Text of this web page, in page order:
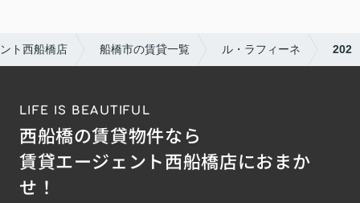
ト西船橋店 船橋市の賃貸一覧 ル・ラフィーネ 202
LIFE IS BEAUTIFUL
西船橋の賃貸物件なら
賃貸エージェント西船橋店におまか
せ！